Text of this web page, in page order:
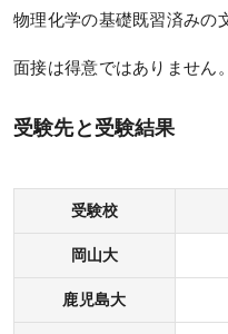
合格者インタビュー
模試・テスト
公開模試
生命科学テストバンク(基礎
生命科学テストバンク(標準
物理化学の基礎既習済みの
面接は得意ではありません。
受験先と受験結果
受験校
岡山大
鹿児島大